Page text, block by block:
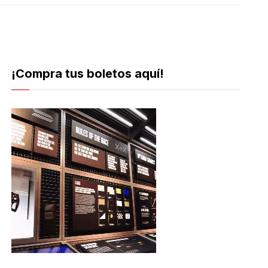
¡Compra tus boletos aquí!